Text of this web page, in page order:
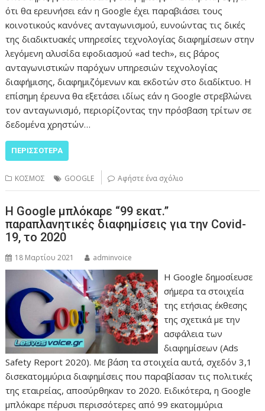
ότι θα ερευνήσει εάν η Google έχει παραβιάσει τους
κοινοτικούς κανόνες ανταγωνισμού, ευνοώντας τις δικές
της διαδικτυακές υπηρεσίες τεχνολογίας διαφημίσεων στην
λεγόμενη αλυσίδα εφοδιασμού «ad tech», εις βάρος
ανταγωνιστικών παρόχων υπηρεσιών τεχνολογίας
διαφήμισης, διαφημιζόμενων και εκδοτών στο διαδίκτυο. Η
επίσημη έρευνα θα εξετάσει ιδίως εάν η Google στρεβλώνει
τον ανταγωνισμό, περιορίζοντας την πρόσβαση τρίτων σε
δεδομένα χρηστών…
ΠΕΡΙΣΣΌΤΕΡΑ
ΚΟΣΜΟΣ GOOGLE Αφήστε ένα σχόλιο
Η Google μπλόκαρε “99 εκατ.”
παραπλανητικές διαφημίσεις για την Covid-
19, το 2020
18 Μαρτίου 2021 adminvoice
Η Google δημοσίευσε
σήμερα τα στοιχεία
της ετήσιας έκθεσης
της σχετικά με την
ασφάλεια των
διαφημίσεων (Ads
Safety Report 2020). Με βάση τα στοιχεία αυτά, σχεδόν 3,1
δισεκατομμύρια διαφημίσεις που παραβίασαν τις πολιτικές
της εταιρείας, αποσύρθηκαν το 2020. Ειδικότερα, η Google
μπλόκαρε πέρυσι περισσότερες από 99 εκατομμύρια